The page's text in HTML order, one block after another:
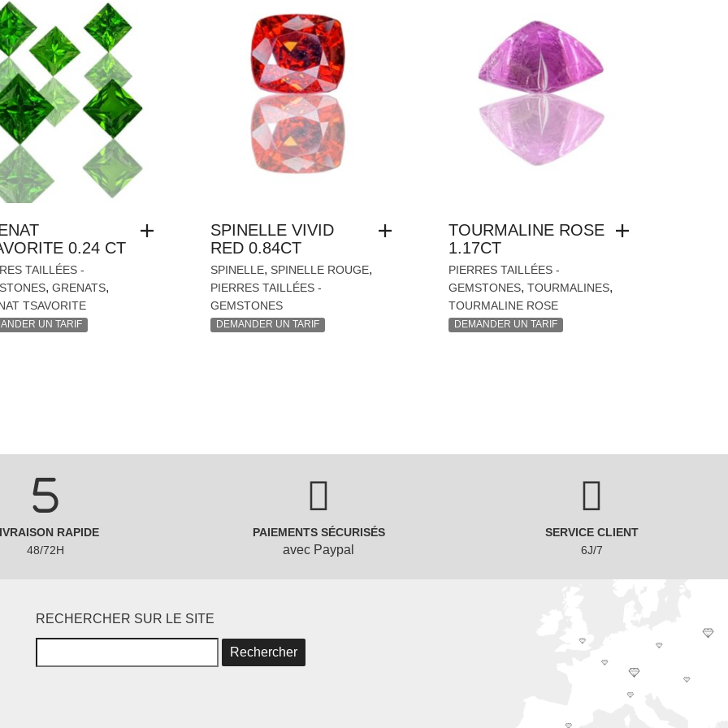
0.24 CT
TAILLÉES -
, GRENATS,
TSAVORITE
UN TARIF
SPINELLE VIVID
RED 0.84CT
SPINELLE, SPINELLE ROUGE,
PIERRES TAILLÉES -
GEMSTONES
DEMANDER UN TARIF
TOURMALINE ROSE
1.17CT
PIERRES TAILLÉES -
GEMSTONES, TOURMALINES,
TOURMALINE ROSE
DEMANDER UN TARIF
RAPIDE
48/72H
PAIEMENTS SÉCURISÉS
avec Paypal
SERVICE CLIENT
6J/7
RECHERCHER SUR LE SITE